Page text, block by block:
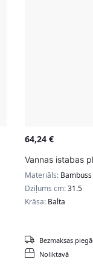
64,24 €
Vannas istabas
Materiāls: Bambuss
Dziļums cm:31.5
Krāsa: Balta
Noliktavā
Bezmaksas